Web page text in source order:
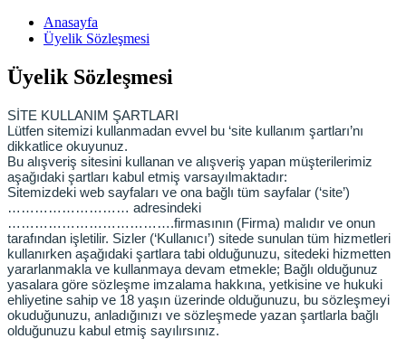
Anasayfa
Üyelik Sözleşmesi
Üyelik Sözleşmesi
SİTE KULLANIM ŞARTLARI
Lütfen sitemizi kullanmadan evvel bu ‘site kullanım şartları’nı
dikkatlice okuyunuz.
Bu alışveriş sitesini kullanan ve alışveriş yapan müşterilerimiz
aşağıdaki şartları kabul etmiş varsayılmaktadır:
Sitemizdeki web sayfaları ve ona bağlı tüm sayfalar (‘site’)
……………………… adresindeki
……………………………….firmasının (Firma) malıdır ve onun
tarafından işletilir. Sizler (‘Kullanıcı’) sitede sunulan tüm hizmetleri
kullanırken aşağıdaki şartlara tabi olduğunuzu, sitedeki hizmetten
yararlanmakla ve kullanmaya devam etmekle; Bağlı olduğunuz
yasalara göre sözleşme imzalama hakkına, yetkisine ve hukuki
ehliyetine sahip ve 18 yaşın üzerinde olduğunuzu, bu sözleşmeyi
okuduğunuzu, anladığınızı ve sözleşmede yazan şartlarla bağlı
olduğunuzu kabul etmiş sayılırsınız.